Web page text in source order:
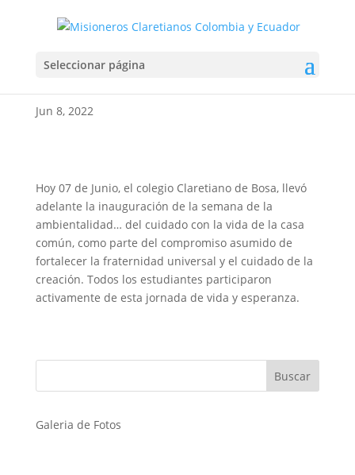
Seleccionar página
INAGURACIÓN SEMANA
DE LA AMBIENTALIDAD
Jun 8, 2022
Hoy 07 de Junio, el colegio Claretiano de Bosa, llevó
adelante la inauguración de la semana de la
ambientalidad… del cuidado con la vida de la casa
común, como parte del compromiso asumido de
fortalecer la fraternidad universal y el cuidado de la
creación. Todos los estudiantes participaron
activamente de esta jornada de vida y esperanza.
Galeria de Fotos